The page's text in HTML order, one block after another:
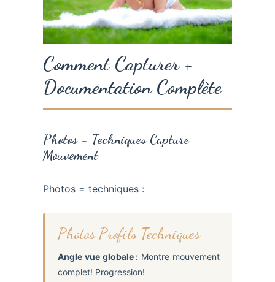
Comment Capturer +
Documentation Complète
Photos = Techniques Capture
Mouvement
Photos = techniques :
Photos Profils Techniques
Angle vue globale : Montre mouvement
complet! Progression!